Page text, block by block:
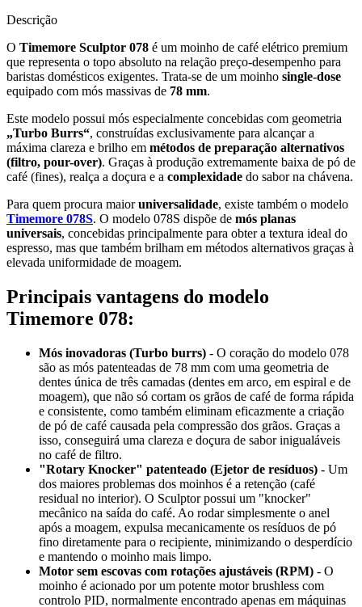
Descrição
O Timemore Sculptor 078 é um moinho de café elétrico premium
que representa o topo absoluto na relação preço-desempenho para
baristas domésticos exigentes. Trata-se de um moinho single-dose
equipado com mós massivas de 78 mm.
Este modelo possui mós especialmente concebidas com geometria
„Turbo Burrs“, construídas exclusivamente para alcançar a
máxima clareza e brilho em métodos de preparação alternativos
(filtro, pour-over). Graças à produção extremamente baixa de pó de
café (fines), realça a doçura e a complexidade do sabor na chávena.
Para quem procura maioruniversalidade, existe também o modelo
Timemore 078S. O modelo 078S dispõe de mós planas
universais, concebidas principalmente para obter a textura ideal do
espresso, mas que também brilham em métodos alternativos graças à
elevada uniformidade de moagem.
Principais vantagens do modelo
Timemore 078:
Mós inovadoras (Turbo burrs) - O coração do modelo 078
são as mós patenteadas de 78 mm com uma geometria de
dentes única de três camadas (dentes em arco, em espiral e de
moagem), que não só cortam os grãos de café de forma rápida
e consistente, como também eliminam eficazmente a criação
de pó de café causada pela compressão dos grãos. Graças a
isso, conseguirá uma clareza e doçura de sabor inigualáveis
no café de filtro.
"Rotary Knocker" patenteado (Ejetor de resíduos) - Um
dos maiores problemas dos moinhos é a retenção (café
residual no interior). O Sculptor possui um "knocker"
mecânico na saída do café. Ao rodar simplesmente o anel
após a moagem, expulsa mecanicamente os resíduos de pó
fino diretamente para o recipiente, minimizando o desperdício
e mantendo o moinho mais limpo.
Motor sem escovas com rotações ajustáveis (RPM) - O
moinho é acionado por um potente motor brushless com
controlo PID, normalmente encontrado apenas em máquinas